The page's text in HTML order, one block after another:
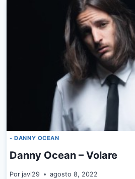
CAPÍTULO
- DANNY OCEAN
Danny Ocean – Volare
Por javi29 agosto 8, 2022